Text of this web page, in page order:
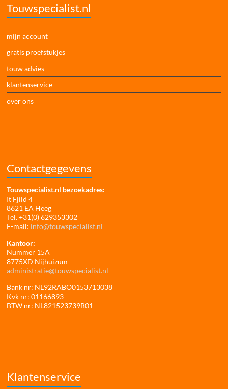
Touwspecialist.nl
mijn account
gratis proefstukjes
touw advies
klantenservice
over ons
Contactgegevens
Touwspecialist.nl bezoekadres:
It Fjild 4
8621 EA Heeg
Tel. +31(0) 629353302
E-mail: info@touwspecialist.nl
Kantoor:
Nummer 15A
8775XD Nijhuizum
administratie@touwspecialist.nl
Bank nr: NL92RABO0153713038
Kvk nr: 01166893
BTW nr: NL821523739B01
Klantenservice